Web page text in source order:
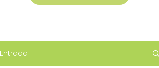
Entrada